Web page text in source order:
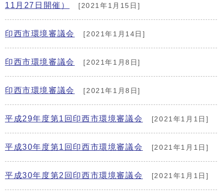
11月27日開催）
[2021年1月15日]
印西市環境審議会 [2021年1月14日]
印西市環境審議会 [2021年1月8日]
印西市環境審議会 [2021年1月8日]
平成29年度第1回印西市環境審議会 [2021年1月1日]
平成30年度第1回印西市環境審議会 [2021年1月1日]
平成30年度第2回印西市環境審議会 [2021年1月1日]